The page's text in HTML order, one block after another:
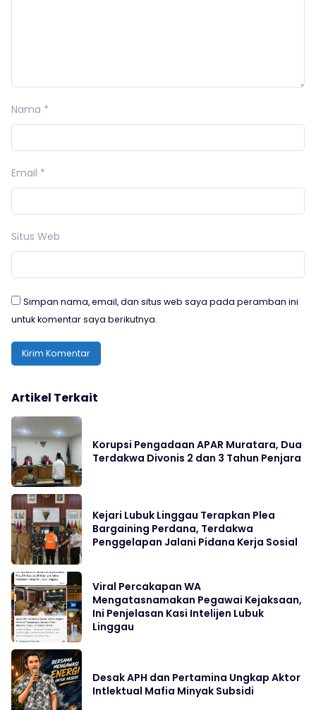
Nama *
Email *
Situs Web
Simpan nama, email, dan situs web saya pada peramban ini
untuk komentar saya berikutnya.
Artikel Terkait
Korupsi Pengadaan APAR Muratara, Dua
Terdakwa Divonis 2 dan 3 Tahun Penjara
Kejari Lubuk Linggau Terapkan Plea
Bargaining Perdana, Terdakwa
Penggelapan Jalani Pidana Kerja Sosial
Viral Percakapan WA
Mengatasnamakan Pegawai Kejaksaan,
Ini Penjelasan Kasi Intelijen Lubuk
Linggau
Desak APH dan Pertamina Ungkap Aktor
Intlektual Mafia Minyak Subsidi